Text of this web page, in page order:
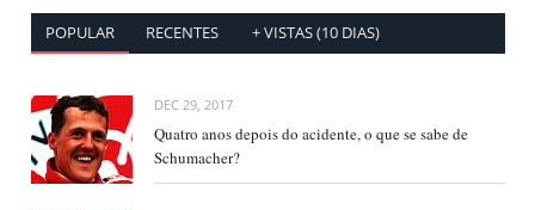
POPULAR RECENTES + VISTAS (10 DIAS)
DEC 29, 2017
Quatro anos depois do acidente, o que se sabe de
Schumacher?